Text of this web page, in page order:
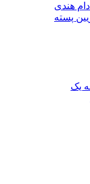
هندی
پسته
یک